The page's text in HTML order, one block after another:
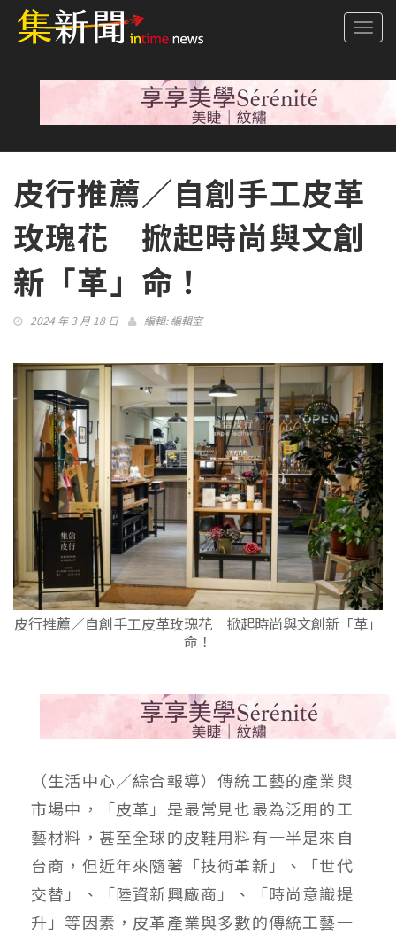
皮行推薦／自創手工皮革
玫瑰花 掀起時尚與文創
新「革」命！
2024 年 3 月 18 日 編輯:編輯室
皮行推薦／自創手工皮革玫瑰花 掀起時尚與文創新「革」
命！
（生活中心／綜合報導）傳統工藝的產業與
市場中，「皮革」是最常見也最為泛用的工
藝材料，甚至全球的皮鞋用料有一半是來自
台商，但近年來隨著「技術革新」、「世代
交替」、「陸資新興廠商」、「時尚意識提
升」等因素，皮革產業與多數的傳統工藝一